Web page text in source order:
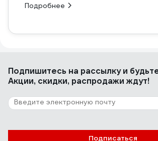
Подробнее
Подпишитесь на рассылкуи
Акции, скидки, распродажи ждут!
Подписаться